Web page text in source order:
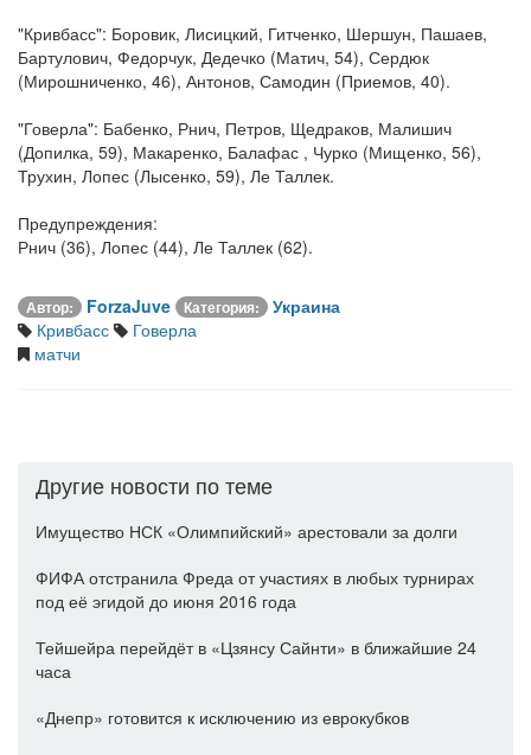
"Кривбасс": Боровик, Лисицкий, Гитченко, Шершун, Пашаев,
Бартулович, Федорчук, Дедечко (Матич, 54), Сердюк
(Мирошниченко, 46), Антонов, Самодин (Приемов, 40).
"Говерла": Бабенко, Рнич, Петров, Щедраков, Малишич
(Допилка, 59), Макаренко, Балафас , Чурко (Мищенко, 56),
Трухин, Лопес (Лысенко, 59), Ле Таллек.
Предупреждения:
Рнич (36), Лопес (44), Ле Таллек (62).
Автор: ForzaJuve Категория:
Украина
Кривбасс
Говерла
матчи
Другие новости по теме
Имущество НСК «Олимпийский» арестовали за долги
ФИФА отстранила Фреда от участиях в любых турнирах
под её эгидой до июня 2016 года
Тейшейра перейдёт в «Цзянсу Сайнти» в ближайшие 24
часа
«Днепр» готовится к исключению из еврокубков